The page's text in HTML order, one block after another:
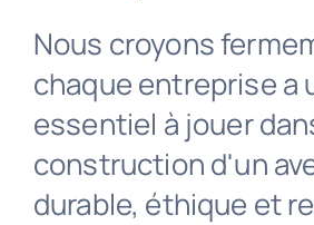
Carrière
Contact
Nous croyons
chaque entreprise a
essentiel à jouer
construction d'un
durable, éthique et